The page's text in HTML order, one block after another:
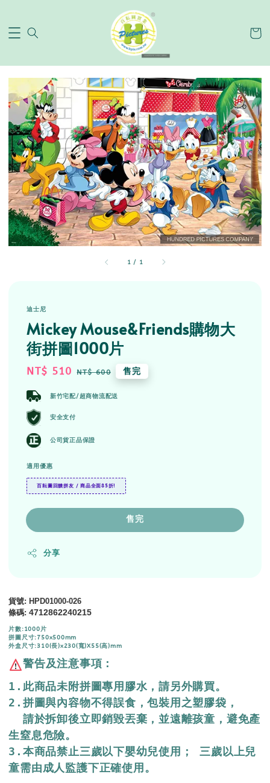
1 / 1
迪士尼
Mickey Mouse&Friends購物大
街拼圖1000片
Sale
NT$ 510 Regular
NT$ 600 售完
新竹宅配/超商物流配送
安全支付
公司貨正品保證
適用優惠
百耘圖回饋拼友 / 商品全面85折!
售完
分享
貨號: HPD01000-026
條碼:4712862240215
片數:1000片
拼圖尺寸:750x500mm
外盒尺寸:310(長)x230(寬)X55(高)mm
警告及注意事項：
1.此商品未附拼圖專用膠水，請另外購買。
2.拼圖與內容物不得誤食，包裝用之塑膠袋，
生窒息危險。
3.本商品禁止三歲以下嬰幼兒使用； 三歲以上兒
童需由成人監護下正確使用。